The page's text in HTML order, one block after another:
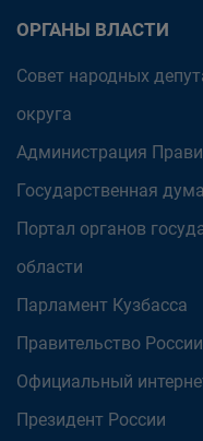
ОРГАНЫ ВЛАСТИ
Совет народных
округа
Администрация
Государственная
Портал органов
области
Парламент Кузбасса
Правительство России
Официальный
Президент России